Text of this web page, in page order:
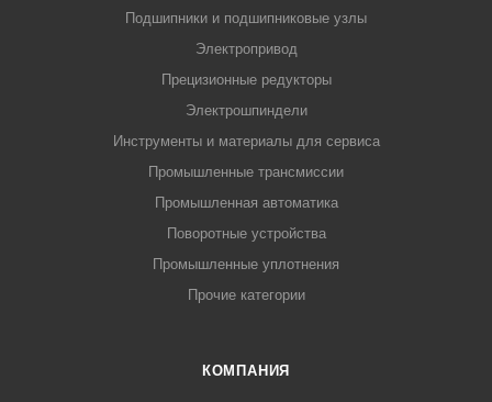
Подшипники и подшипниковые узлы
Электропривод
Прецизионные редукторы
Электрошпиндели
Инструменты и материалы для сервиса
Промышленные трансмиссии
Промышленная автоматика
Поворотные устройства
Промышленные уплотнения
Прочие категории
КОМПАНИЯ